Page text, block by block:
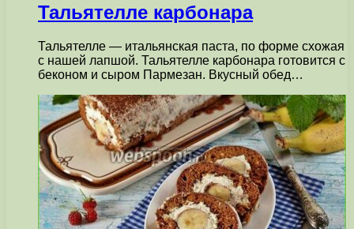
Тальятелле карбонара
Тальятелле — итальянская паста, по форме схожая
с нашей лапшой. Тальятелле карбонара готовится с
беконом и сыром Пармезан. Вкусный обед…